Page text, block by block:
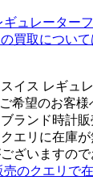
ギュレーター
買取につい
イス レギュ
希望のお客様
ランド時計
エリに在庫
ざいますので
売のクエリで